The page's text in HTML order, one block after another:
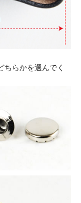
らかを選んでく